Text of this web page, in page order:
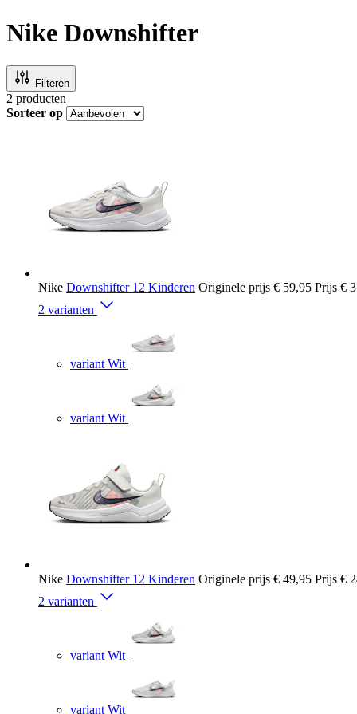
Nike Downshifter
Filteren
2 producten
Sorteer op
Nike Downshifter 12 Kinderen Originele prijs € 59,95 Prijs €
2 varianten
variant Wit
variant Wit
Nike Downshifter 12 Kinderen Originele prijs € 49,95 Prijs €
2 varianten
variant Wit
variant Wit